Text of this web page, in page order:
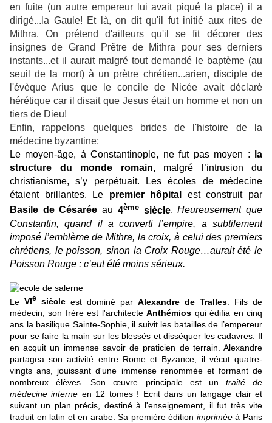
en fuite (un autre empereur lui avait piqué la place) il a
dirigé...la Gaule! Et là, on dit qu'il fut initié aux rites de
Mithra. On prétend d'ailleurs qu'il se fit décorer des
insignes de Grand Prêtre de Mithra pour ses derniers
instants...et il aurait malgré tout demandé le baptème (au
seuil de la mort) à un prètre chrétien...arien, disciple de
l'évèque Arius que le concile de Nicée avait déclaré
hérétique car il disait que Jesus était un homme et non un
tiers de Dieu!
Enfin, rappelons quelques brides de l'histoire de la
médecine byzantine:
Le moyen-âge, à Constantinople, ne fut pas moyen :
la
structure du monde romain,malgré l’intrusion du
christianisme, s’y perpétuait. Les écoles de médecine
étaient brillantes. Le premier hôpital
est construit par
Basile de Césarée au 4èmesiècle.Heureusement que
Constantin, quand il a converti l’empire, a subtilement
imposé l’emblème de Mithra, la croix, à celui des premiers
chrétiens, le poisson, sinon la Croix Rouge…aurait été le
Poisson Rouge : c’eut été moins sérieux.
Le VIe siècle est dominé par Alexandre de Tralles . Fils de
médecin, son frère est l'architecteAnthémios qui édifia en cinq
ans la basilique Sainte-Sophie, il suivit les batailles de l’empereur
pour se faire la main sur les blessés et disséquer les cadavres. Il
en acquit un immense savoir de praticien de terrain. Alexandre
partagea son activité entre Rome et Byzance, il vécut quatre-
vingts ans, jouissant d'une immense renommée et formant de
nombreux élèves.
Son œuvre principale est un traité de
médecine interne en 12 tomes ! Ecrit dans un langage clair et
suivant un plan précis, destiné à l'enseignement, il fut très vite
traduit en latin et en arabe. Sa première édition impriméeà Paris